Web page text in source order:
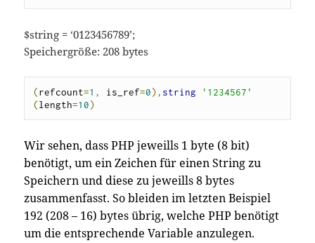
$string = ‘0123456789’;
Speichergröße: 208 bytes
(refcount=1 , is_ref=0), string
'1234567'
(length=10)
Wir sehen, dass PHP jeweills 1 byte (8 bit)
benötigt, um ein Zeichen für einen String zu
Speichern und diese zu jeweills 8 bytes
zusammenfasst. So bleiden im letzten Beispiel
192 (208 – 16) bytes übrig, welche PHP benötigt
um die entsprechende Variable anzulegen.